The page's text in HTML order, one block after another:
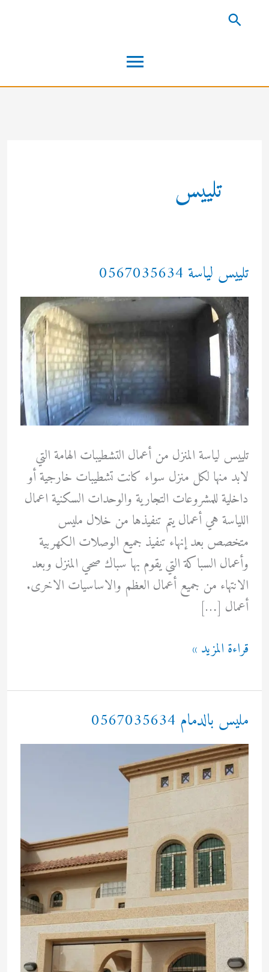
القائمة
الرئيسية
البحث
تلييس
تلييس لياسة 0567035634
تلييس لياسة المنزل من أعمال التشطيبات الهامة التي
لابد منها لكل منزل سواء كانت تشطيبات خارجية أو
داخلية للمشروعات التجارية والوحدات السكنية اعمال
اللياسة هي أعمال يتم تنفيذها من خلال مليس
متخصص بعد إنهاء تنفيذ جميع الوصلات الكهربية
وأعمال السباكة التي يقوم بها سباك صحي المنزل وبعد
الانتهاء من جميع أعمال العظم والاساسيات الاخرى.
أعمال […]
تلييس
0567035634
قراءة المزيد »
مليس بالدمام 0567035634